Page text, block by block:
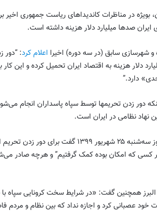
در مناظرات کاندیداهای ریاست جمهوری اخیر
ایران صدها میلیارد دلار هزینه داشته است.
شهرسازی سابق (در سه دوره) اخیرا اعلام کرد: “دور
اخیر، بین ۳۰۰ تا ۴۰۰ میلیارد دلار هزینه به اقتصاد ایران تحمیل کرده
دارد.”
دور زدن تحریمها توسط سپاه پاسداران انجام
نهاد نظامی در ایران است.
بیژن زنگنه، وزیر نفت ایران نیز روز سه‌شنبه ۲۵ شهریور
کسی که امکان بوده کمک گرفتیم” و هرچه صادر
البرز همچنین گفت: «در شرایط سخت کرونایی سپاه
خود عصبانی کرد و ‌اجازه نداد که بین نظام و مردم